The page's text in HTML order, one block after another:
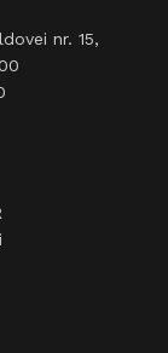
nr. 15,